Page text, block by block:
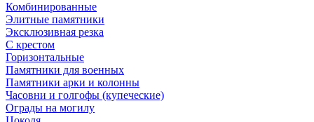
Комбинированные
Элитные памятники
Эксклюзивная резка
С крестом
Горизонтальные
Памятники для военных
Памятники арки и колонны
Часовни и голгофы (купеческие)
Ограды на могилу